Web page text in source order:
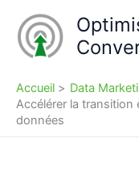
contenu
Accueil
Data
Accélérer la transition
données